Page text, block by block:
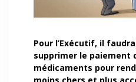
Pour l’Exécutif, il
supprimer le paiement
médicaments pour